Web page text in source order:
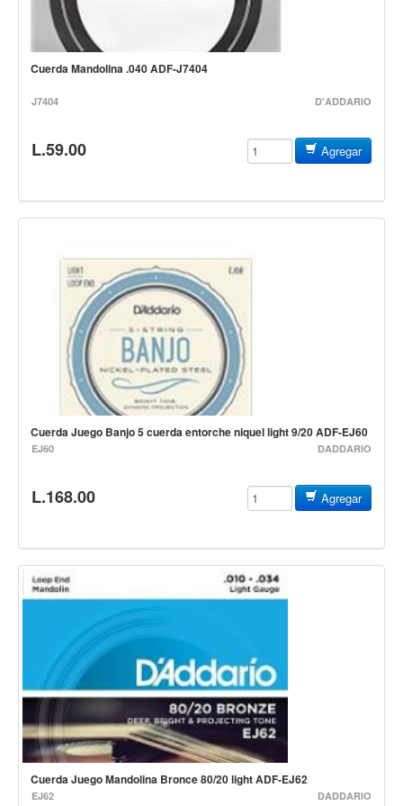
Controladores
Tornamesa
Agujas
Accesorios
Luces Led
Strobos
Maquinas de humo y escenario
Controladores
Accesorios
Cables y Conectores
Micrófono
Video y USB
Espigas y conectores
Accesorios
Otros Instrumentos de Cuerdas
Ukulele
Mandolina
Banjo
Mariachi
Cuerda Mandolina .040 ADF-J7404
J7404 D'ADDARIO
L.59.00 Agregar
Cuerda Juego Banjo 5 cuerda entorche niquel light 9/20 ADF-EJ60
EJ60 DADDARIO
L.168.00 Agregar
Cuerda Juego Mandolina Bronce 80/20 light ADF-EJ62
EJ62 DADDARIO